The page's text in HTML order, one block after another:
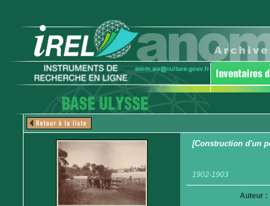
[Construction d'un
1902-1903
Auteur :